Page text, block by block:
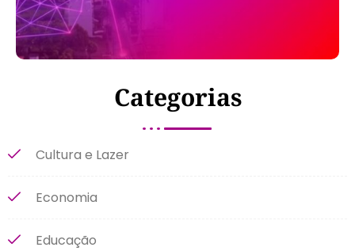
Categorias
Cultura e Lazer
Economia
Educação